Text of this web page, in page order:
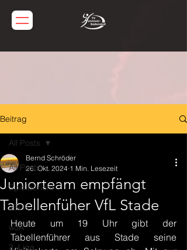
Beitrag
All Posts
Spielbericht
JBLH
wJA
3. Liga
All Posts
Juniorteam empfängt
Tabellenfüher VfL Stade
Bernd Schröder
26. Okt. 2024 1 Min. Lesezeit
Heute um 19 Uhr gibt der
Tabellenführer aus Stade seine